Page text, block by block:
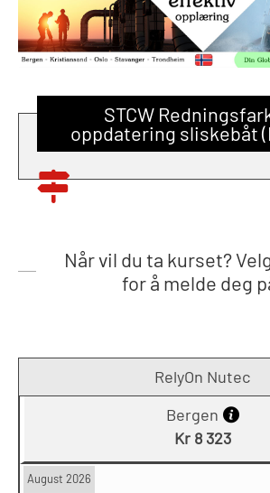
STCW
oppdatering sliskebåt
Når vil du ta kurset?
for å melde deg
RelyOn Nutec
Bergen
Kr 8 323
August 2026